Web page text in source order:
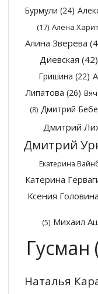
Бурмули (24)
(17) Алёна
Алина Зверева
Диевская (42)
Гришина (22)
Липатова (26)
(8) Дмитрий
Дмитрий
Дмитрий
Екатерина
Катерина
Ксения Головина
(5) Михаил
Гусман
Наталья